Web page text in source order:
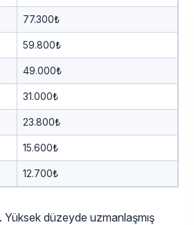
77.300₺
59.800₺
49.000₺
31.000₺
23.800₺
15.600₺
12.700₺
Yüksek düzeyde uzmanlaşmış